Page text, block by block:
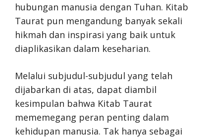
hubungan manusia dengan Tuhan. Kitab
Taurat pun mengandung banyak sekali
hikmah dan inspirasi yang baik untuk
diaplikasikan dalam keseharian.
Melalui subjudul-subjudul yang telah
dijabarkan di atas, dapat diambil
kesimpulan bahwa Kitab Taurat
mememegang peran penting dalam
kehidupan manusia. Tak hanya sebagai